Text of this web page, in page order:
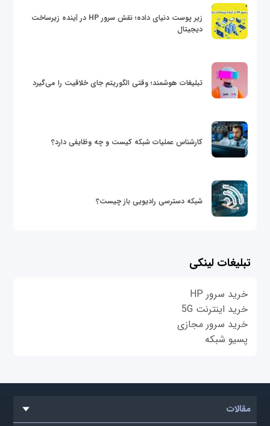
زیر پوست دنیای داده؛ نقش سرور HP در آینده زیرساخت
دیجیتال
تبلیغات هوشمند؛ وقتی الگوریتم جای خلاقیت را می‌گیرد
کارشناس عملیات شبکه کیست و چه وظایفی دارد؟
شبکه دسترسی رادیویی باز چیست؟
تبلیغات لینکی
خرید سرور HP
خرید اینترنت 5G
خرید سرور مجازی
پسیو شبکه
مقالات